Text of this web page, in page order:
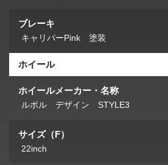
ブレーキ
キャリパーPink 塗装
ホイール
ホイールメーカー・名称
ルボル デザイン STYLE3
サイズ（F）
22inch